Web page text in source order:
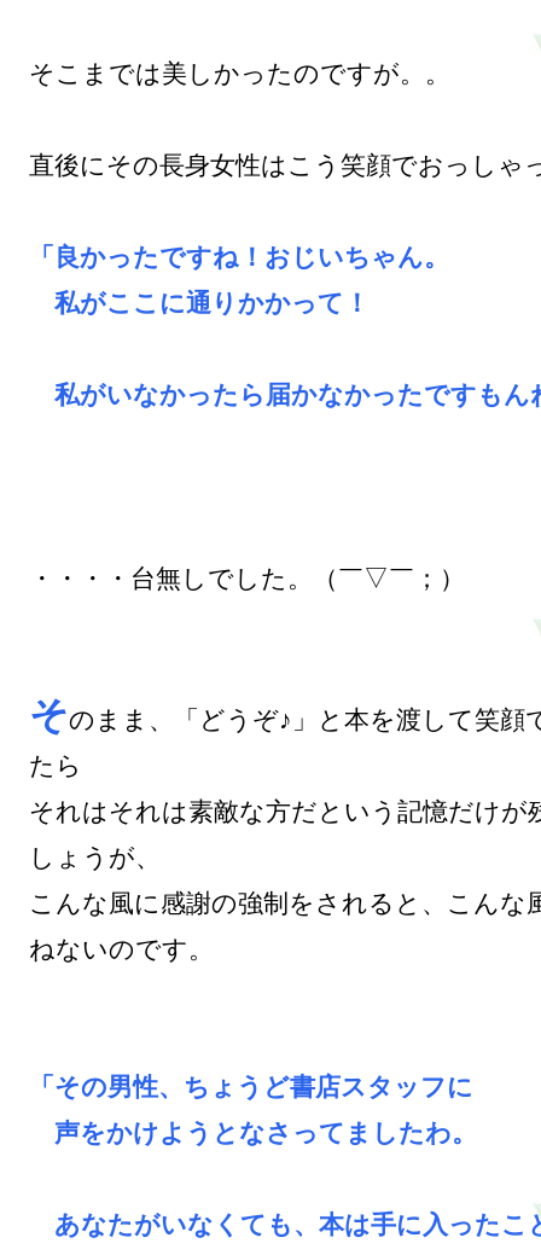
そこまでは美しかったのですが。。
直後にその長身女性はこう笑顔でおっしゃ
「良かったですね！おじいちゃん。
私がここに通りかかって！
私がいなかったら届かなかったですもん
・・・・台無しでした。（￣▽￣；）
そのまま、「どうぞ♪」と本を渡して笑顔
たら
それはそれは素敵な方だという記憶だけが
しょうが、
こんな風に感謝の強制をされると、こんな
ねないのです。
「その男性、ちょうど書店スタッフに
声をかけようとなさってましたわ。
あなたがいなくても、本は手に入ったこ